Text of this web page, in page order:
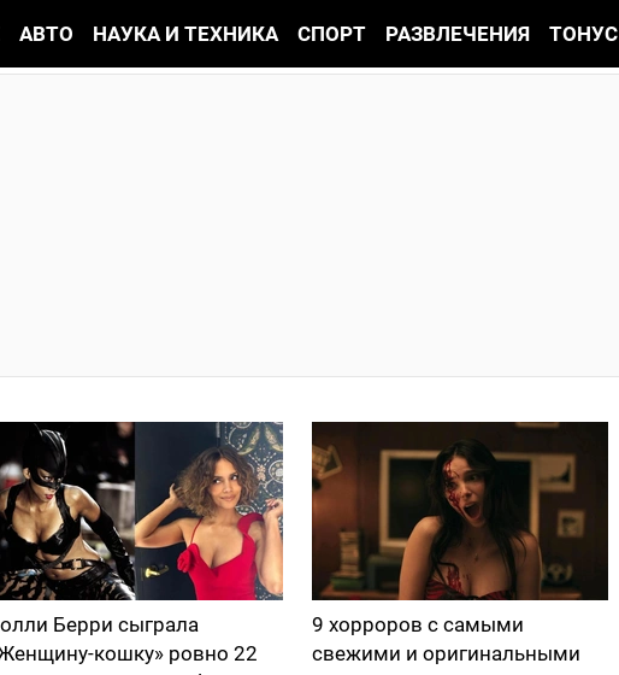
АВТО НАУКА И ТЕХНИКА СПОРТ РАЗВЛЕЧЕНИЯ ТОНУС
Берри сыграла
кошку» ровно 22
9 хорроров с самыми
свежими и оригинальными